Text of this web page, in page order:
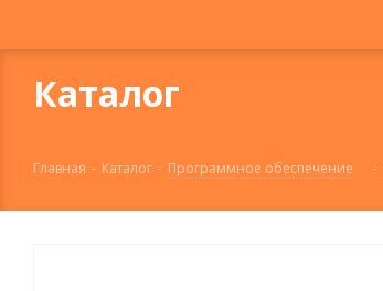
Каталог
Главная - Каталог - Программное обеспечение -